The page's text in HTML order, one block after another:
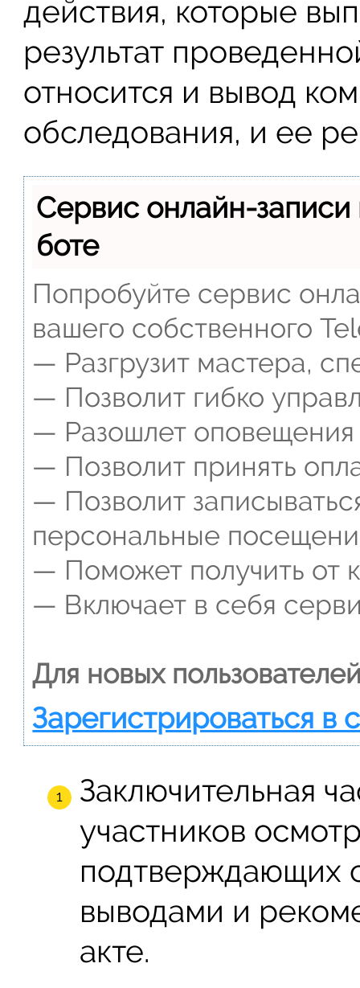
действия, которые
результат
относится и вывод
обследования, и ее
Сервис онлайн-
боте
Попробуйте сервис
вашего собственного
— Разгрузит мастера,
— Позволит гибко
— Разошлет оповещения
— Позволит принять
— Позволит
персональные
— Поможет получить от
— Включает в себя
Для новых
Зарегистрироваться в
Заключительная
участников
подтверждающих
выводами и
акте.